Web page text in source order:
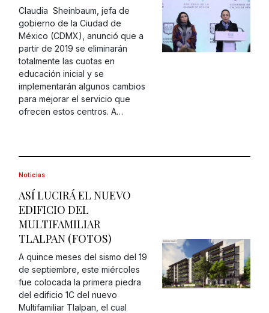
Claudia Sheinbaum, jefa de
gobierno de la Ciudad de
México (CDMX), anunció que a
partir de 2019 se eliminarán
totalmente las cuotas en
educación inicial y se
implementarán algunos cambios
para mejorar el servicio que
ofrecen estos centros. A…
Noticias
ASÍ LUCIRÁ EL NUEVO
EDIFICIO DEL
MULTIFAMILIAR
TLALPAN (FOTOS)
A quince meses del sismo del 19
de septiembre, este miércoles
fue colocada la primera piedra
del edificio 1C del nuevo
Multifamiliar Tlalpan, el cual